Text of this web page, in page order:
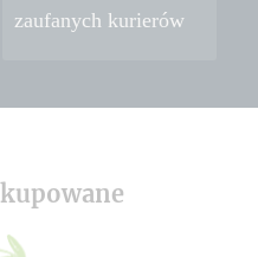
zaufanych kurierów